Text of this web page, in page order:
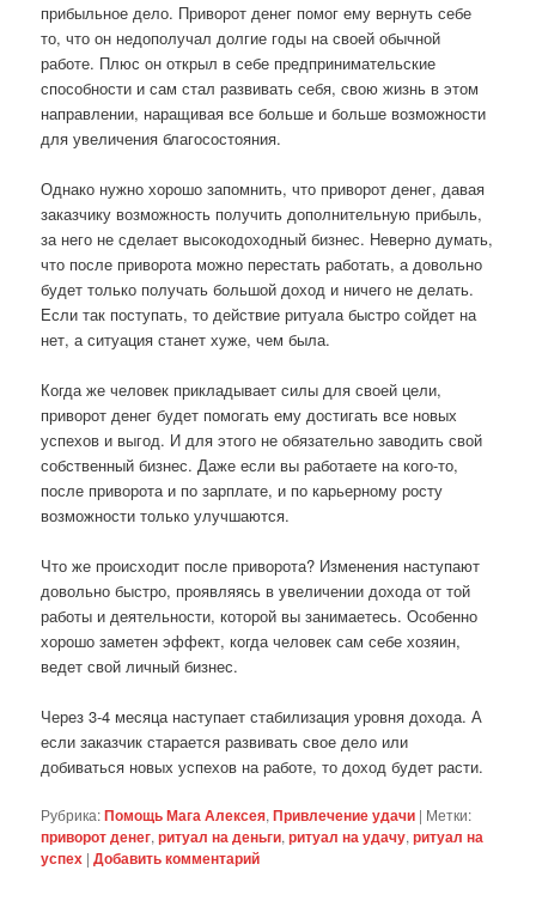
прибыльное дело. Приворот денег помог ему вернуть себе
то, что он недополучал долгие годы на своей обычной
работе. Плюс он открыл в себе предпринимательские
способности и сам стал развивать себя, свою жизнь в этом
направлении, наращивая все больше и больше возможности
для увеличения благосостояния.
Однако нужно хорошо запомнить, что приворот денег, давая
заказчику возможность получить дополнительную прибыль,
за него не сделает высокодоходный бизнес. Неверно думать,
что после приворота можно перестать работать, а довольно
будет только получать большой доход и ничего не делать.
Если так поступать, то действие ритуала быстро сойдет на
нет, а ситуация станет хуже, чем была.
Когда же человек прикладывает силы для своей цели,
приворот денег будет помогать ему достигать все новых
успехов и выгод. И для этого не обязательно заводить свой
собственный бизнес. Даже если вы работаете на кого-то,
после приворота и по зарплате, и по карьерному росту
возможности только улучшаются.
Что же происходит после приворота? Изменения наступают
довольно быстро, проявляясь в увеличении дохода от той
работы и деятельности, которой вы занимаетесь. Особенно
хорошо заметен эффект, когда человек сам себе хозяин,
ведет свой личный бизнес.
Через 3-4 месяца наступает стабилизация уровня дохода. А
если заказчик старается развивать свое дело или
добиваться новых успехов на работе, то доход будет расти.
Рубрика:Помощь Мага Алексея,Привлечение удачи | Метки:
приворот денег,ритуал на деньги,ритуал на удачу,ритуал на
успех |Добавить комментарий